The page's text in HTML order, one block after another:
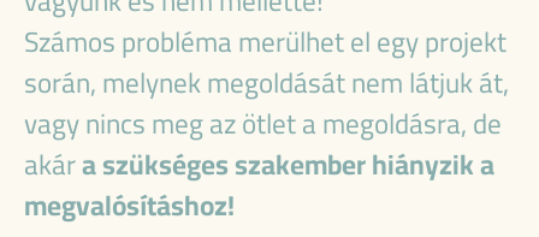
Számos probléma merülhet el egy projekt
során, melynek megoldását nem látjuk át,
vagy nincs meg az ötlet a megoldásra, de
akára szükséges szakember hiányzik a
megvalósításhoz!